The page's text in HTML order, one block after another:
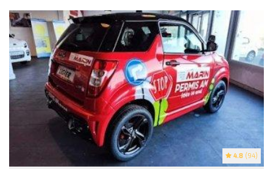
4.8 (94)